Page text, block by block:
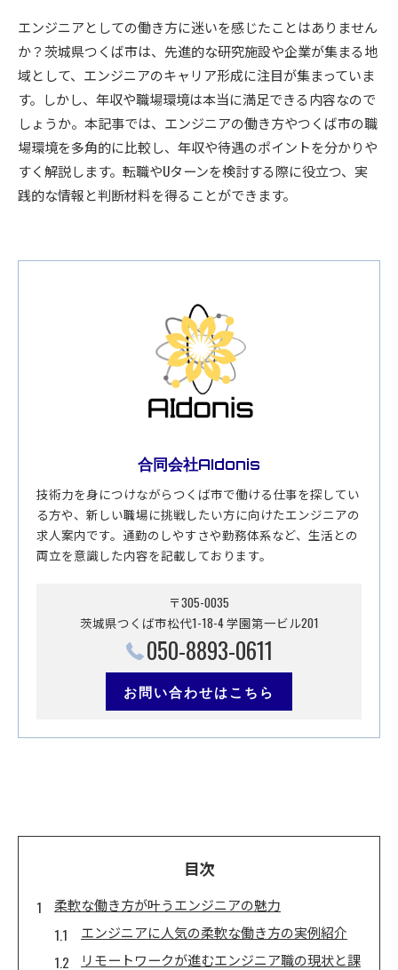
エンジニアとしての働き方に迷いを感じたことはありません
か？茨城県つくば市は、先進的な研究施設や企業が集まる地
域として、エンジニアのキャリア形成に注目が集まっていま
す。しかし、年収や職場環境は本当に満足できる内容なので
しょうか。本記事では、エンジニアの働き方やつくば市の職
場環境を多角的に比較し、年収や待遇のポイントを分かりや
すく解説します。転職やUターンを検討する際に役立つ、実
践的な情報と判断材料を得ることができます。
合同会社AIdonis
技術力を身につけながらつくば市で働ける仕事を探してい
る方や、新しい職場に挑戦したい方に向けたエンジニアの
求人案内です。通勤のしやすさや勤務体系など、生活との
両立を意識した内容を記載しております。
〒305-0035
茨城県つくば市松代1-18-4 学園第一ビル201
050-8893-0611
お問い合わせはこちら
目次
柔軟な働き方が叶うエンジニアの魅力
エンジニアに人気の柔軟な働き方の実例紹介
リモートワークが進むエンジニア職の現状と課